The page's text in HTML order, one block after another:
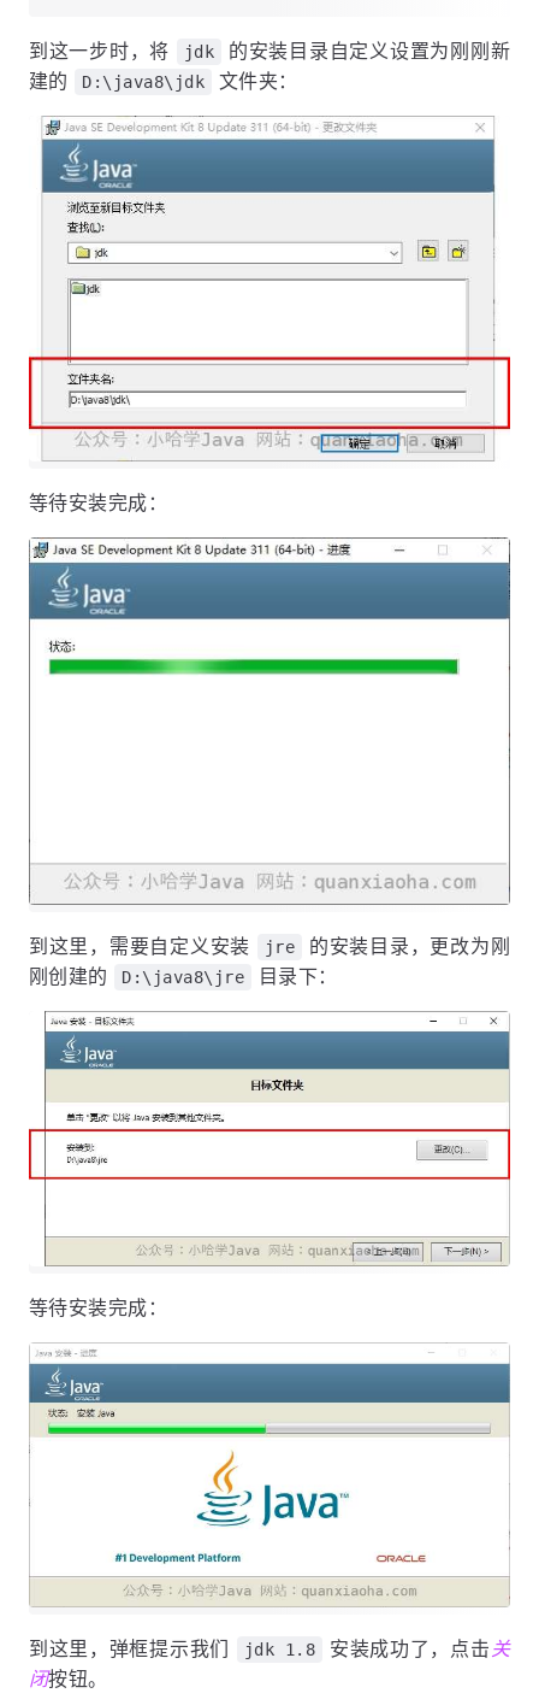
到这一步时，将 jdk
的安装目录自定义设置为刚刚新
建的
D:\java8\jdk 文件夹：
等待安装完成：
到这里，需要自定义安装 jre
的安装目录，更改为刚
刚创建的
D:\java8\jre 目录下：
等待安装完成：
到这里，弹框提示我们 jdk 1.8 安装成功了，点击 关
闭按钮。